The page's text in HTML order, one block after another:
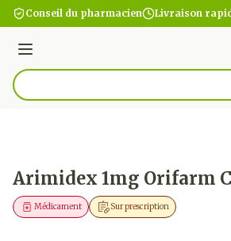
Aller au contenu
Conseil du pharmacien Livraison
Menu
Rechercher
Arimidex 1mg Orifarm
Sur prescription
Médicament